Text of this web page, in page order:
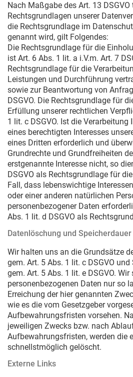
Nach Maßgabe des Art. 13
Rechtsgrundlagen unserer
die Rechtsgrundlage im
genannt wird, gilt Folgendes:
Die Rechtsgrundlage für die
ist Art. 6 Abs. 1 lit. a i.V.m. Art. 7
Rechtsgrundlage für die
Leistungen und Durchführung
sowie zur Beantwortung von
DSGVO. Die Rechtsgrundlage für
Erfüllung unserer rechtlichen
1 lit. c DSGVO. Ist die Verarbeitung
eines berechtigten Interesses
eines Dritten erforderlich und
Grundrechte und Grundfreiheiten
erstgenannte Interesse nicht, so
DSGVO als Rechtsgrundlage für
Fall, dass lebenswichtige
oder einer anderen natürlichen
personenbezogener Daten
Abs. 1 lit. d DSGVO als
Datenlöschung und Speicherdauer
Wir halten uns an die Grundsätze
gem. Art. 5 Abs. 1 lit. c DSGVO
gem. Art. 5 Abs. 1 lit. e DSGVO. Wir
personenbezogenen Daten nur so
Erreichung der hier genannten
wie es die vom Gesetzgeber
Aufbewahrungsfristen vorsehen.
jeweiligen Zwecks bzw. nach
Aufbewahrungsfristen, werden die
schnellstmöglich gelöscht.
Externe Links